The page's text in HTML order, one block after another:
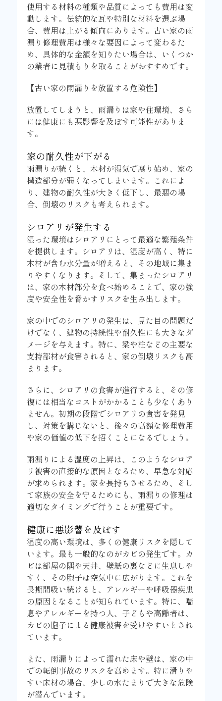
使用する材料の種類や品質によっても費用は変
動します。伝統的な瓦や特別な材料を選ぶ場
合、費用は上がる傾向にあります。古い家の雨
漏り修理費用は様々な要因によって変わるた
め、具体的な金額を知りたい場合は、いくつか
の業者に見積もりを取ることがおすすめです。
【古い家の雨漏りを放置する危険性】
放置してしまうと、雨漏りは家や住環境、さら
には健康にも悪影響を及ぼす可能性がありま
す。
家の耐久性が下がる
雨漏りが続くと、木材が湿気で腐り始め、家の
構造部分が弱くなってしまいます。これによ
り、建物の耐久性が大きく低下し、最悪の場
合、倒壊のリスクも考えられます。
シロアリが発生する
湿った環境はシロアリにとって最適な繁殖条件
を提供します。シロアリは、湿度が高く、特に
木材が含む水分量が増えると、その地域に集ま
りやすくなります。そして、集まったシロアリ
は、家の木材部分を食べ始めることで、家の強
度や安全性を脅かすリスクを生み出します。
家の中でのシロアリの発生は、見た目の問題だ
けでなく、建物の持続性や耐久性にも大きなダ
メージを与えます。特に、梁や柱などの主要な
支持部材が食害されると、家の倒壊リスクも高
まります。
さらに、シロアリの食害が進行すると、その修
復には相当なコストがかかることも少なくあり
ません。初期の段階でシロアリの食害を発見
し、対策を講じないと、後々の高額な修理費用
や家の価値の低下を招くことになるでしょう。
雨漏りによる湿度の上昇は、このようなシロア
リ被害の直接的な原因となるため、早急な対応
が求められます。家を長持ちさせるため、そし
て家族の安全を守るためにも、雨漏りの修理は
適切なタイミングで行うことが重要です。
健康に悪影響を及ぼす
湿度の高い環境は、多くの健康リスクを隠して
います。最も一般的なのがカビの発生です。カ
ビは部屋の隅や天井、壁紙の裏などに生息しや
すく、その胞子は空気中に広がります。これを
長期間吸い続けると、アレルギーや呼吸器疾患
の原因となることが知られています。特に、喘
息やアレルギーを持つ人、子どもや高齢者は、
カビの胞子による健康被害を受けやすいとされ
ています。
また、雨漏りによって濡れた床や壁は、家の中
での転倒事故のリスクを高めます。特に滑りや
すい床材の場合、少しの水たまりで大きな危険
が潜んでいます。